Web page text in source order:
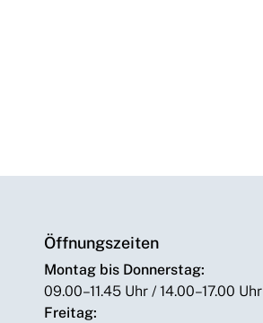
Öffnungszeiten
Montag bis Donnerstag:
09.00–11.45 Uhr / 14.00–17.00 Uhr
Freitag: